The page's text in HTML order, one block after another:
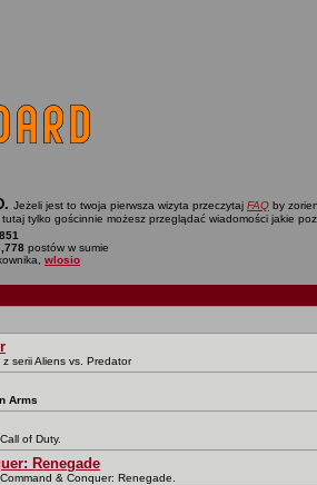
Jeżeli jest to twoja pierwsza wizyta przeczytaj FAQ by
tylko gościnnie możesz przeglądać wiadomości jakie
postów w sumie
wlosio
serii Aliens vs. Predator
Arms
of Duty.
Renegade
& Conquer: Renegade.